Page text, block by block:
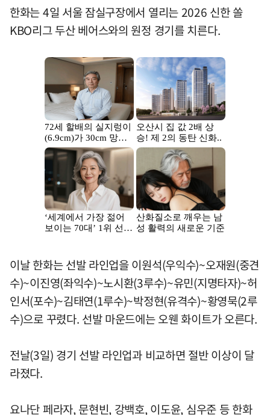
한화는 4일 서울 잠실구장에서 열리는 2026 신한 쏠
KBO리그 두산 베어스와의 원정 경기를 치른다.
이날 한화는 선발 라인업을 이원석(우익수)~오재원(중견
수)~이진영(좌익수)~노시환(3루수)~유민(지명타자)~허
인서(포수)~김태연(1루수)~박정현(유격수)~황영묵(2루
수)으로 꾸렸다. 선발 마운드에는 오웬 화이트가 오른다.
전날(3일) 경기 선발 라인업과 비교하면 절반 이상이 달
라졌다.
요나단 페라자, 문현빈, 강백호, 이도윤, 심우준 등 한화